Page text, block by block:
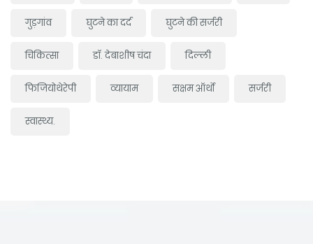
गुड़गांव घुटने का दर्द घुटने की सर्जरी
चिकित्सा डॉ. देबाशीष चंदा दिल्ली
फिजियोथेरेपी व्यायाम सक्षम ऑर्थो सर्जरी
स्वास्थ्य.